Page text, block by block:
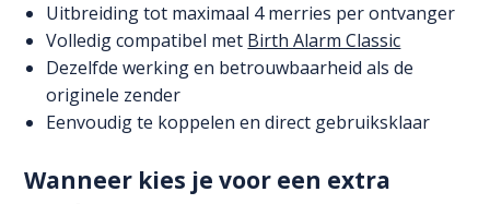
Uitbreiding tot maximaal 4 merries per ontvanger
Volledig compatibel met Birth Alarm Classic
Dezelfde werking en betrouwbaarheid als de
originele zender
Eenvoudig te koppelen en direct gebruiksklaar
Wanneer kies je voor een extra